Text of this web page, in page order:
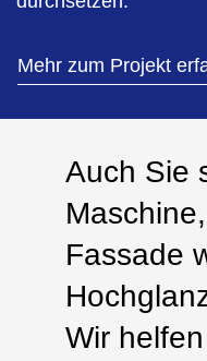
Mehr zum Projekt
Auch Sie
Fassade
Wir